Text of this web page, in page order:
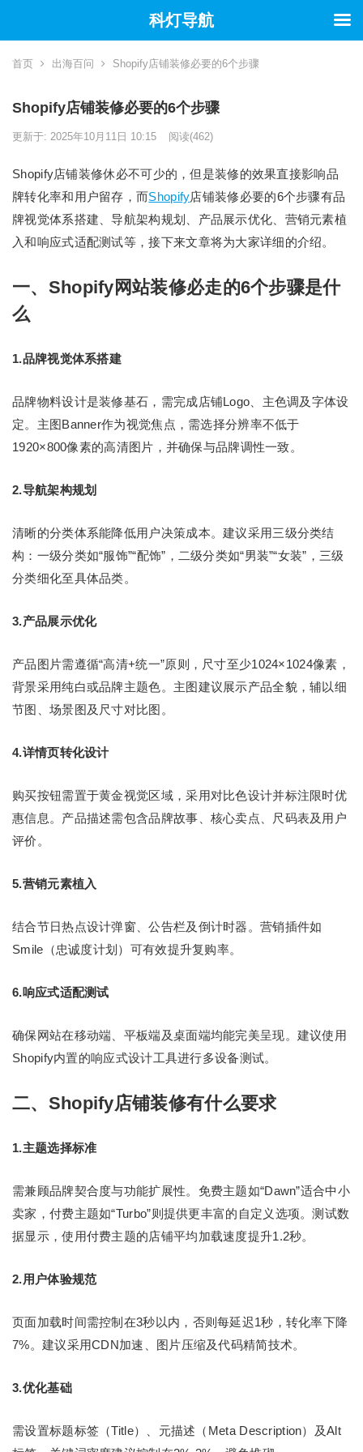
首页 出海百问 Shopify店铺装修必要的6个步骤
Shopify店铺装修必要的6个步骤
更新于: 2025年10月11日 10:15 阅读(462)
Shopify店铺装修休必不可少的，但是装修的效果直接影响品
牌转化率和用户留存，而Shopify店铺装修必要的6个步骤有品
牌视觉体系搭建、导航架构规划、产品展示优化、营销元素植
入和响应式适配测试等，接下来文章将为大家详细的介绍。
一、Shopify网站装修必走的6个步骤是什
么
1.品牌视觉体系搭建
品牌物料设计是装修基石，需完成店铺Logo、主色调及字体设
定。主图Banner作为视觉焦点，需选择分辨率不低于
1920×800像素的高清图片，并确保与品牌调性一致。
2.导航架构规划
清晰的分类体系能降低用户决策成本。建议采用三级分类结
构：一级分类如“服饰”“配饰”，二级分类如“男装”“女装”，三级
分类细化至具体品类。
3.产品展示优化
产品图片需遵循“高清+统一”原则，尺寸至少1024×1024像素，
背景采用纯白或品牌主题色。主图建议展示产品全貌，辅以细
节图、场景图及尺寸对比图。
4.详情页转化设计
购买按钮需置于黄金视觉区域，采用对比色设计并标注限时优
惠信息。产品描述需包含品牌故事、核心卖点、尺码表及用户
评价。
5.营销元素植入
结合节日热点设计弹窗、公告栏及倒计时器。营销插件如
Smile（忠诚度计划）可有效提升复购率。
6.响应式适配测试
确保网站在移动端、平板端及桌面端均能完美呈现。建议使用
Shopify内置的响应式设计工具进行多设备测试。
二、Shopify店铺装修有什么要求
1.主题选择标准
需兼顾品牌契合度与功能扩展性。免费主题如“Dawn”适合中小
卖家，付费主题如“Turbo”则提供更丰富的自定义选项。测试数
据显示，使用付费主题的店铺平均加载速度提升1.2秒。
2.用户体验规范
页面加载时间需控制在3秒以内，否则每延迟1秒，转化率下降
7%。建议采用CDN加速、图片压缩及代码精简技术。
3.优化基础
需设置标题标签（Title）、元描述（Meta Description）及Alt
科灯导航